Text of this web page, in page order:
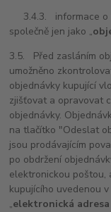
3.4.3. informace o
společně jen jako „
3.5. Před zasláním
umožněno
objednávky kupující
zjišťovat a opravovat
objednávky.
na tlačítko "Odeslat
jsou prodávajícím
po obdržení
elektronickou
kupujícího uvedenou
„elektronická